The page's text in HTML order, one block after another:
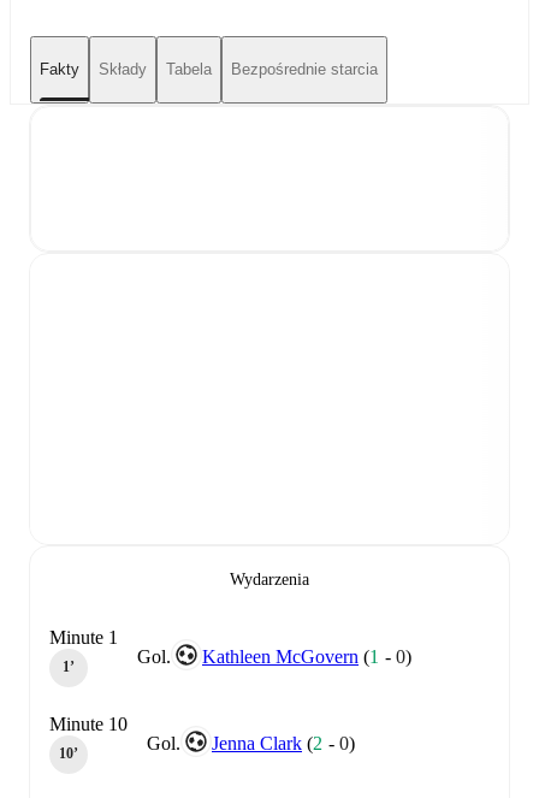
Fakty Składy Tabela Bezpośrednie starcia
Wydarzenia
Gol. Kathleen McGovern (1 -0)
Minute 1
1‎’‎
Gol. Jenna Clark (2 -0)
Minute 10
10‎’‎